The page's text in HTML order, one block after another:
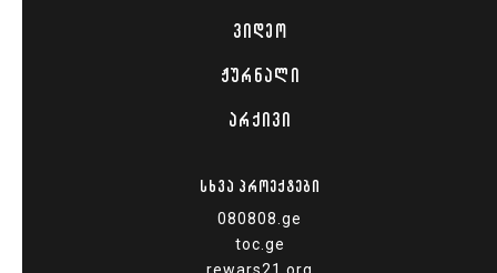
ᲕᲘᲓᲔᲝ
ᲟᲣᲠᲜᲐᲚᲘ
ᲐᲠᲥᲘᲕᲘ
ᲡᲮᲕᲐ ᲞᲠᲝᲔᲥᲢᲔᲑᲘ
080808.ge
toc.ge